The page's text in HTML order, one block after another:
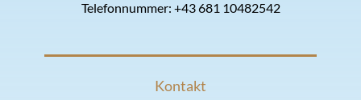
Telefonnummer: +43 681 10482542
Kontakt